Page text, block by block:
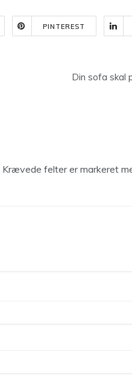
PINTEREST
Din sofa skal
Krævede felter er markeret